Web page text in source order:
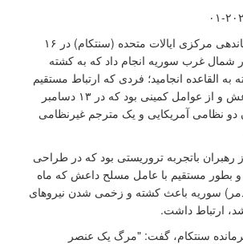
تامپا، فلوریدا – فرماندهی مرکزی ایالات متحده (سنتکام) در ۱۶
شمال غرب سوریه انجام داد که به کشته
القاعده انجامید؛ فردی که ارتباط مستقیم
با تروریست های داعش و از عوامل کمینی بود که در ۱۳ دسامبر
دو نظامی آمریکایی و یک مترجم غیرنظامی
رهبران باتجربه تروریستی بود که در طراحی
مستقیم با عامل مسلح داعش که ماه
سوریه باعث کشته و زخمی شدن نیروهای
ارتباط داشت.
سنتکام، گفت: "مرگ یک عنصر